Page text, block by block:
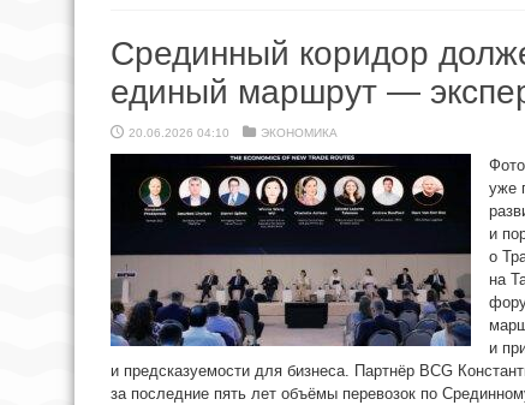
Срединный коридор
единый маршрут —
20.06.2026 04:10 ЭКОНОМИКА
уже
и
о
на
и
и предсказуемости для бизнеса. Партнёр BCG
за последние пять лет объёмы перевозок по